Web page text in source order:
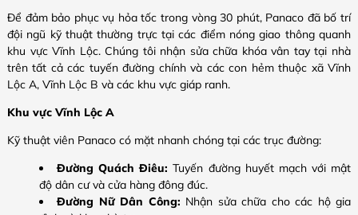
Để đảm bảo phục vụ hỏa tốc trong vòng 30 phút, Panaco đã bố trí
đội ngũ kỹ thuật thường trực tại các điểm nóng giao thông quanh
khu vực Vĩnh Lộc. Chúng tôi nhận sửa chữa khóa vân tay tại nhà
trên tất cả các tuyến đường chính và các con hẻm thuộc xã Vĩnh
Lộc A, Vĩnh Lộc B và các khu vực giáp ranh.
Khu vực Vĩnh Lộc A
Kỹ thuật viên Panaco có mặt nhanh chóng tại các trục đường:
Đường Quách Điêu: Tuyến đường huyết mạch với mật
độ dân cư và cửa hàng đông đúc.
Đường Nữ Dân Công: Nhận sửa chữa cho các hộ gia